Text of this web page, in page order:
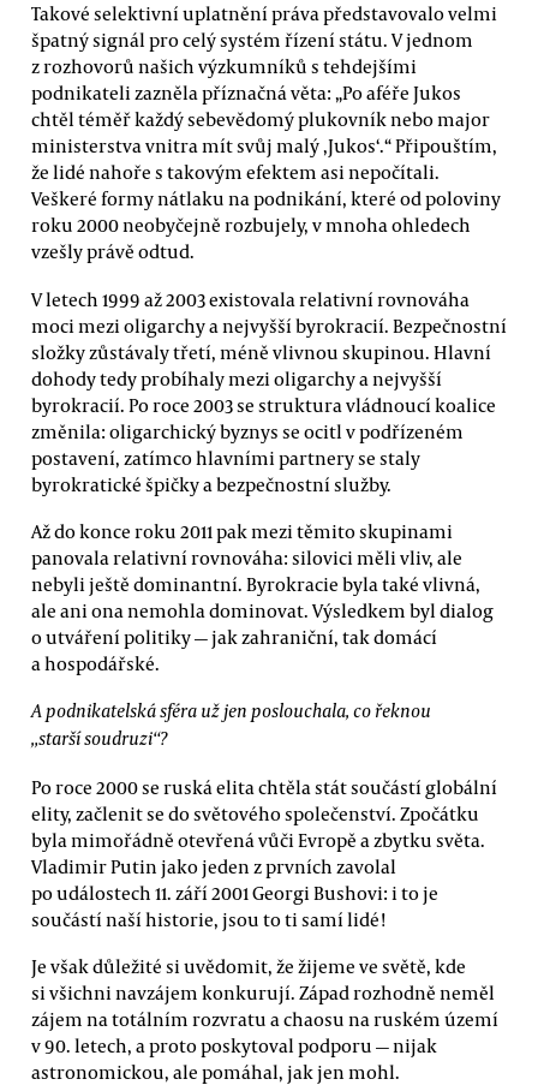
Takové selektivní uplatnění práva představovalo velmi
špatný signál pro celý systém řízení státu. V jednom
z rozhovorů našich výzkumníků s tehdejšími
podnikateli zazněla příznačná věta: „Po aféře Jukos
chtěl téměř každý sebevědomý plukovník nebo major
ministerstva vnitra mít svůj malý ‚Jukos‘.“ Připouštím,
že lidé nahoře s takovým efektem asi nepočítali.
Veškeré formy nátlaku na podnikání, které od poloviny
roku 2000 neobyčejně rozbujely, v mnoha ohledech
vzešly právě odtud.
V letech 1999 až 2003 existovala relativní rovnováha
moci mezi oligarchy a nejvyšší byrokracií. Bezpečnostní
složky zůstávaly třetí, méně vlivnou skupinou. Hlavní
dohody tedy probíhaly mezi oligarchy a nejvyšší
byrokracií. Po roce 2003 se struktura vládnoucí koalice
změnila: oligarchický byznys se ocitl v podřízeném
postavení, zatímco hlavními partnery se staly
byrokratické špičky a bezpečnostní služby.
Až do konce roku 2011 pak mezi těmito skupinami
panovala relativní rovnováha: silovici měli vliv, ale
nebyli ještě dominantní. Byrokracie byla také vlivná,
ale ani ona nemohla dominovat. Výsledkem byl dialog
o utváření politiky — jak zahraniční, tak domácí
a hospodářské.
A podnikatelská sféra už jen poslouchala, co řeknou
„starší soudruzi“?
Po roce 2000 se ruská elita chtěla stát součástí globální
elity, začlenit se do světového společenství. Zpočátku
byla mimořádně otevřená vůči Evropě a zbytku světa.
Vladimir Putin jako jeden z prvních zavolal
po událostech 11. září 2001 Georgi Bushovi: i to je
součástí naší historie, jsou to ti samí lidé!
Je však důležité si uvědomit, že žijeme ve světě, kde
si všichni navzájem konkurují. Západ rozhodně neměl
zájem na totálním rozvratu a chaosu na ruském území
v 90. letech, a proto poskytoval podporu — nijak
astronomickou, ale pomáhal, jak jen mohl.